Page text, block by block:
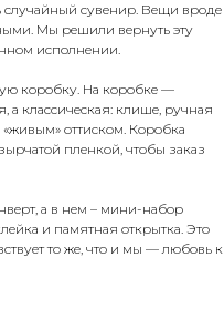
случайный сувенир. Вещи вроде
Мы решили вернуть эту
исполнении.
коробку. На коробке —
а классическая: клише, ручная
«живым» оттиском. Коробка
пленкой, чтобы заказ
а в нем – мини-набор
и памятная открытка. Это
то же, что и мы — любовь к